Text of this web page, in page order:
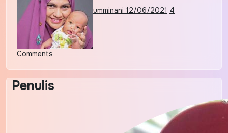
umminani 12/06/2021 4
Comments
Penulis